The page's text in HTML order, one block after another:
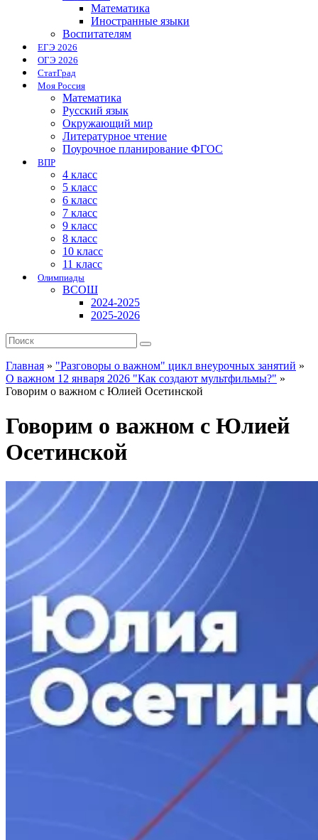
Математика
Иностранные языки
Воспитателям
ЕГЭ 2026
ОГЭ 2026
СтатГрад
Моя Россия
Математика
Русский язык
Окружающий мир
Литературное чтение
Поурочное планирование ФГОС
ВПР
4 класс
5 класс
6 класс
7 класс
9 класс
8 класс
10 класс
11 класс
Олимпиады
ВСОШ
2024-2025
2025-2026
Главная » "Разговоры о важном" цикл внеурочных занятий »
О важном 12 января 2026 "Как создают мультфильмы?" »
Говорим о важном с Юлией Осетинской
Говорим о важном с Юлией
Осетинской